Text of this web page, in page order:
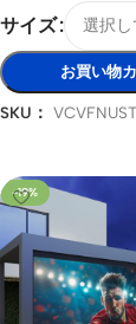
サイズ
お買い物
SKU： VCVFNUST
-19%